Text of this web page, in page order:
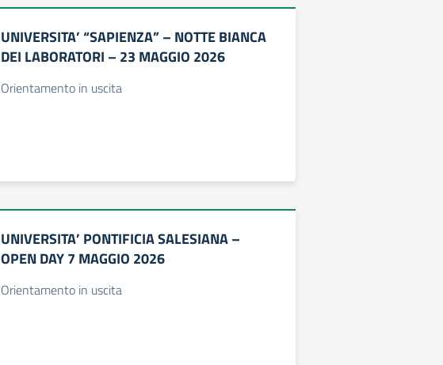
UNIVERSITA’ “SAPIENZA” – NOTTE BIANCA
DEI LABORATORI – 23 MAGGIO 2026
Orientamento in uscita
UNIVERSITA’ PONTIFICIA SALESIANA –
OPEN DAY 7 MAGGIO 2026
Orientamento in uscita